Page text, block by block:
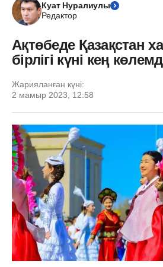
Куат Нуралиулы
Редактор
Ақтөбеде Қазақстан
бірлігі күні кең
Жарияланған күні:
2 мамыр 2023, 12:58